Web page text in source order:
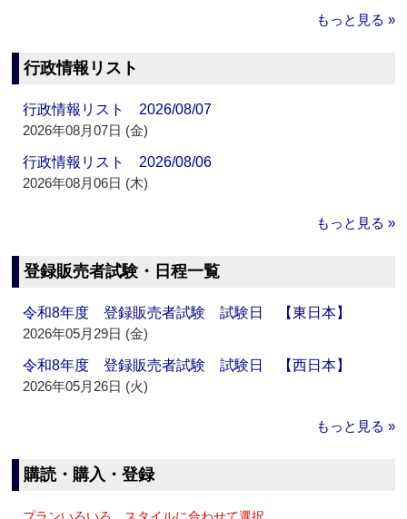
もっと見る »
行政情報リスト
行政情報リスト 2026/08/07
2026年08月07日 (金)
行政情報リスト 2026/08/06
2026年08月06日 (木)
もっと見る »
登録販売者試験・日程一覧
令和8年度 登録販売者試験 試験日 【東日本】
2026年05月29日 (金)
令和8年度 登録販売者試験 試験日 【西日本】
2026年05月26日 (火)
もっと見る »
購読・購入・登録